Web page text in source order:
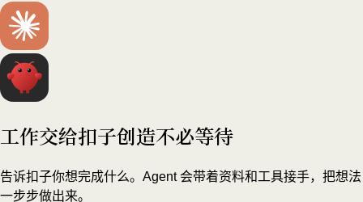
工作交给扣子创造不必等待
告诉扣子你想完成什么。Agent 会带着资料和工具接手，把想法
一步步做出来。